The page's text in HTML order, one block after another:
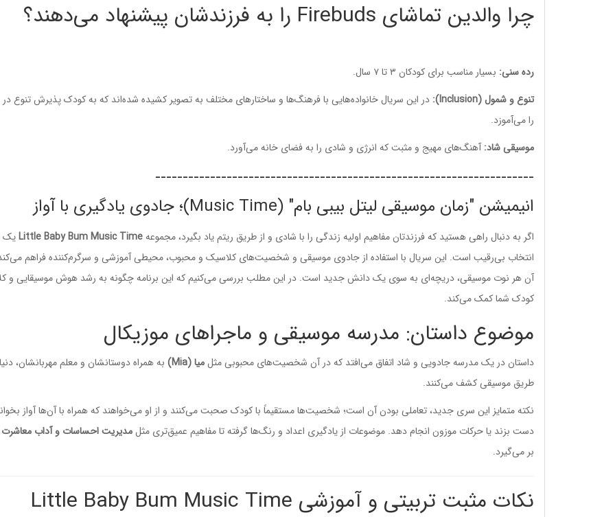
چرا والدین تماشای Firebuds را به فرزندشان پیشنهاد می‌دهند؟
رده سنی: بسیار مناسب برای کودکان ۳ تا ۷ سال.
تنوع و شمول (Inclusion):
در این سریال خانواده‌هایی با فرهنگ‌ها و ساختارهای مختلف به تصویر کشیده شده‌اند که به کودک پذیرش تنوع
را می‌آموزد.
موسیقی شاد:آهنگ‌های مهیج و مثبت که انرژی و شادی را به فضای خانه می‌آورد.
---------------------------------------------------------------------
انیمیشن "زمان موسیقی لیتل بیبی بام" (Music Time)؛ جادوی یادگیری با آواز
اگر به دنبال راهی هستید که فرزندتان مفاهیم اولیه زندگی را با شادی و از طریق ریتم یاد بگیرد، مجموعهLittle Baby Bum Music Timeیک
انتخاب بی‌رقیب است. این سریال با استفاده از جادوی موسیقی و شخصیت‌های کلاسیک و محبوب، محیطی آموزشی و سرگرم‌کننده فراهم
آن هر نوت موسیقی، دریچه‌ای به سوی یک دانش جدید است. در این مطلب بررسی می‌کنیم که این برنامه چگونه به رشد هوش موسیقایی و
کودک شما کمک می‌کند.
موضوع داستان: مدرسه موسیقی و ماجراهای موزیکال
داستان در یک مدرسه جادویی و شاد اتفاق می‌افتد که در آن شخصیت‌های محبوبی مثلمیا (Mia)
به همراه دوستانشان و معلم مهربانشان، دنیا
طریق موسیقی کشف می‌کنند.
نکته متمایز این سری جدید، تعاملی بودن آن است؛ شخصیت‌ها مستقیماً با کودک صحبت می‌کنند و از او می‌خواهند که همراه با آن‌ها آواز
دست بزند یا حرکات موزون انجام دهد. موضوعات از یادگیری اعداد و رنگ‌ها گرفته تا مفاهیم عمیق‌تری مثلمدیریت احساسات و آداب معاشرت
بر می‌گیرد.
نکات مثبت تربیتی و آموزشی Little Baby Bum Music Time